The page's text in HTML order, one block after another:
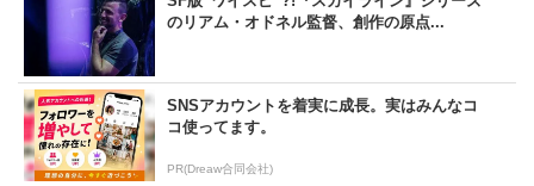
のリアム・オドネル監督、創作の原点...
SNSアカウントを着実に成長。実はみんなコ
コ使ってます。
PR(Dreaw合同会社)